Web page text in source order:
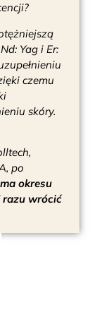
Yag i Er:
czemu
skóry.
po
okresu
razu wrócić